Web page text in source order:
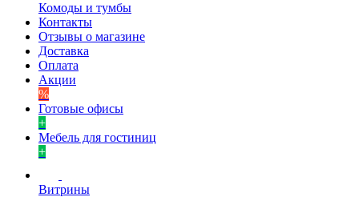
Комоды и тумбы
Контакты
Отзывы о магазине
Доставка
Оплата
Акции
%
Готовые офисы
+
Мебель для гостиниц
+
Витрины